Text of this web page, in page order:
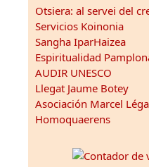
Otsiera: al servei del
Servicios Koinonia
Sangha IparHaizea
Espiritualidad
AUDIR UNESCO
Llegat Jaume Botey
Asociación Marcel
Homoquaerens